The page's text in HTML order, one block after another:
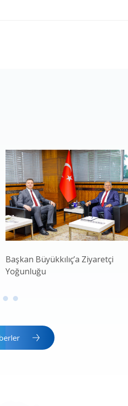
Başkan Büyükkılıç’a Ziyaretçi
Yoğunluğu